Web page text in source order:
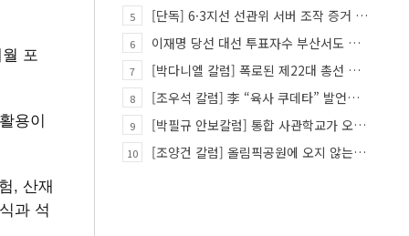
포
용이
, 산재
과 석
5 [단독] 6·3지선 선관위 서버 조작 증거 적발됐다
6 이재명 당선 대선 투표자수 부산서도 손댔다
7 [박다니엘 칼럼] 폭로된 제22대 총선 투표 조작… “흔들리는 가짜 국회의원들”
8 [조우석 칼럼] 李 “육사 쿠데타” 발언은 왜 반역적인가
9 [박필규 안보칼럼] 통합 사관학교가 오히려 미래 쿠데타의 통로가 되는 이유
10 [조양건 칼럼] 올림픽공원에 오지 않는 정치인들은 누구인가